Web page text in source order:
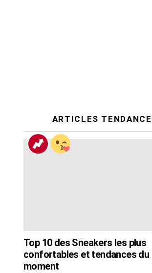
ARTICLES
Top 10 des Sneakers les plus
confortables et tendances du
moment